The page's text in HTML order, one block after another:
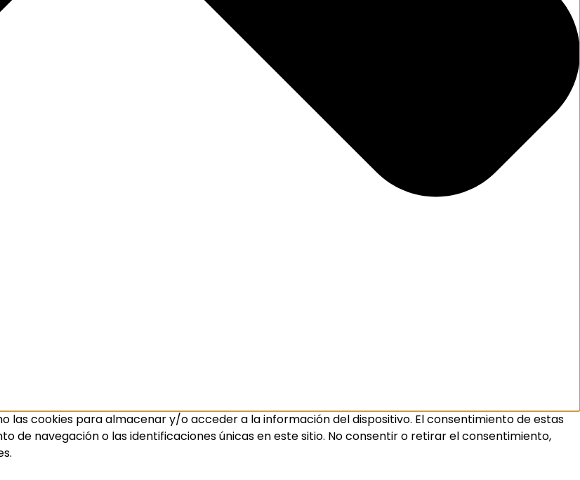
las cookies para almacenar y/o acceder a la información del dispositivo. El consentimiento de estas
navegación o las identificaciones únicas en este sitio. No consentir o retirar el consentimiento,